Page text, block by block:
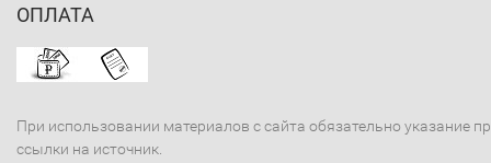
ОПЛАТА
При использовании материалов с сайта обязательно указание
ссылки на источник.